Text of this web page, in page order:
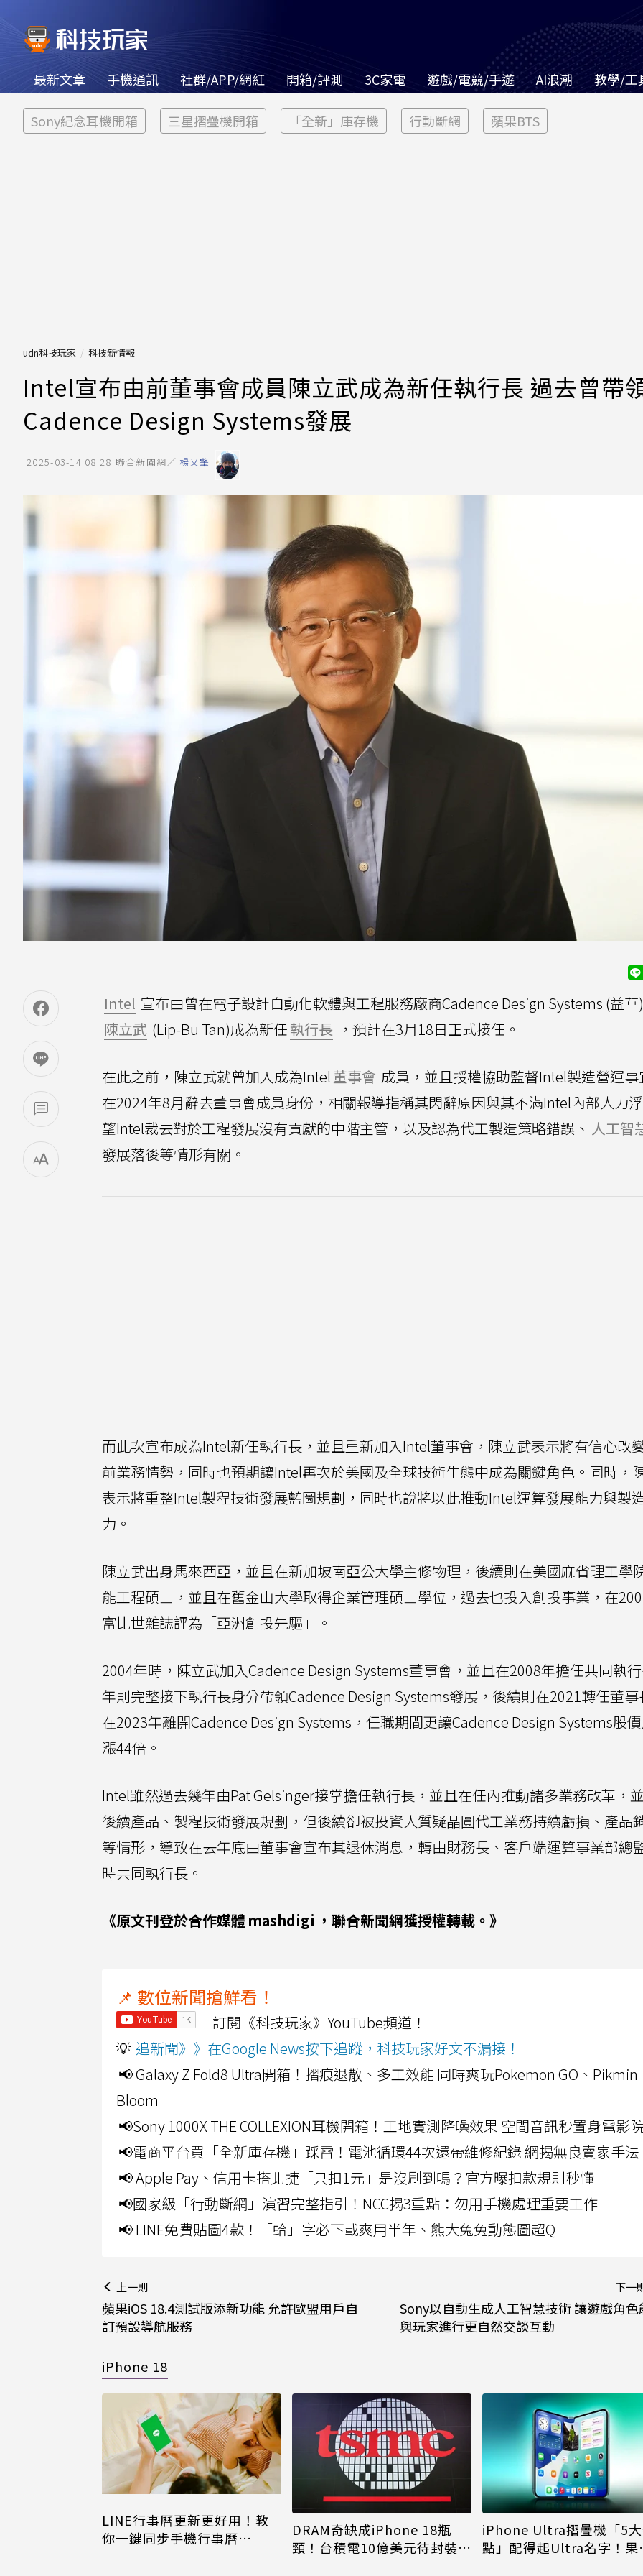
最新文章 手機通訊 社群/APP/網紅 開箱/評測 3C家電 遊戲/電競/手遊 AI浪潮 教學/工
Sony紀念耳機開箱 三星摺疊機開箱 「全新」庫存機 行動斷網 蘋果BTS
udn科技玩家 科技新情報
Intel宣布由前董事會成員陳立武成為新任執行長 過去曾帶
Cadence Design Systems發展
2025-03-14 08:28 聯合新聞網／ 楊又肇
Intel 宣布由曾在電子設計自動化軟體與工程服務廠商Cadence Design Systems (益
陳立武 (Lip-Bu Tan)成為新任執行長 ，預計在3月18日正式接任。
在此之前，陳立武就曾加入成為Intel董事會 成員，並且授權協助監督Intel製造營運
在2024年8月辭去董事會成員身份，相關報導指稱其閃辭原因與其不滿Intel內部人力
望Intel裁去對於工程發展沒有貢獻的中階主管，以及認為代工製造策略錯誤、 人工智
發展落後等情形有關。
而此次宣布成為Intel新任執行長，並且重新加入Intel董事會，陳立武表示將有信心改
前業務情勢，同時也預期讓Intel再次於美國及全球技術生態中成為關鍵角色。同時，
表示將重整Intel製程技術發展藍圖規劃，同時也說將以此推動Intel運算發展能力與製
力。
陳立武出身馬來西亞，並且在新加坡南亞公大學主修物理，後續則在美國麻省理工學
能工程碩士，並且在舊金山大學取得企業管理碩士學位，過去也投入創投事業，在
富比世雜誌評為「亞洲創投先驅」。
2004年時，陳立武加入Cadence Design Systems董事會，並且在2008年擔任共同執
年則完整接下執行長身分帶領Cadence Design Systems發展，後續則在2021轉任董
在2023年離開Cadence Design Systems，任職期間更讓Cadence Design Systems股
漲44倍。
Intel雖然過去幾年由Pat Gelsinger接掌擔任執行長，並且在任內推動諸多業務改革，
後續產品、製程技術發展規劃，但後續卻被投資人質疑晶圓代工業務持續虧損、產品
等情形，導致在去年底由董事會宣布其退休消息，轉由財務長、客戶端運算事業部總
時共同執行長。
《原文刊登於合作媒體 mashdigi ，聯合新聞網獲授權轉載。》
📌 數位新聞搶鮮看！
訂閱《科技玩家》YouTube頻道！
💡 追新聞》》在Google News按下追蹤，科技玩家好文不漏接！
📢 Galaxy Z Fold8 Ultra開箱！摺痕退散、多工效能 同時爽玩Pokemon GO、Pikmin
Bloom
📢Sony 1000X THE COLLEXION耳機開箱！工地實測降噪效果 空間音訊秒置身電影
📢電商平台買「全新庫存機」踩雷！電池循環44次還帶維修紀錄 網揭無良賣家手法
📢 Apple Pay、信用卡搭北捷「只扣1元」是沒刷到嗎？官方曝扣款規則秒懂
📢國家級「行動斷網」演習完整指引！NCC揭3重點：勿用手機處理重要工作
📢 LINE免費貼圖4款！「蛤」字必下載爽用半年、熊大兔兔動態圖超Q
上一則
蘋果iOS 18.4測試版添新功能 允許歐盟用戶自
訂預設導航服務
下一
Sony以自動生成人工智慧技術 讓遊戲角色
與玩家進行更自然交談互動
iPhone 18
LINE行事曆更新更好用！教
你一鍵同步手機行事曆
DRAM奇缺成iPhone 18瓶
頸！台積電10億美元待封裝晶
iPhone Ultra摺疊機「5
點」配得起Ultra名字！果